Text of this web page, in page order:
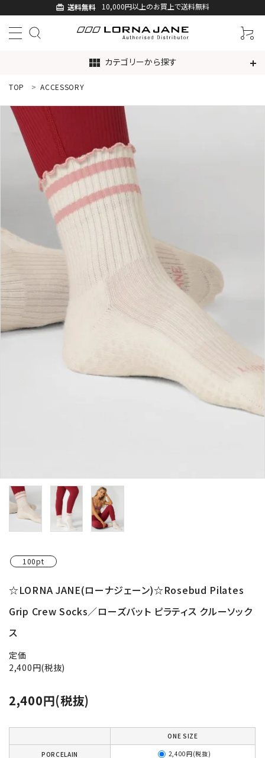
card_giftcard 送料無料 10,000円以上のお買上で送料無料
view_module カテゴリーから探す
ACCOUNT MENU
ようこそ ゲスト 様
新規会員登録
アイテムから探す
INFORMATIOM
TOP ACCESSORY
100pt
☆LORNA JANE(ローナジェーン)☆Rosebud Pilates
Grip Crew Socks／ローズバット ピラティス クルーソック
ス
定価
2,400円(税抜)
2,400円(税抜)
ONE SIZE
PORCELAIN 2,400円(税抜)